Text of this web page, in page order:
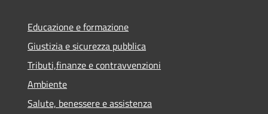
Educazione e formazione
Giustizia e sicurezza pubblica
Tributi,finanze e contravvenzioni
Ambiente
Salute, benessere e assistenza